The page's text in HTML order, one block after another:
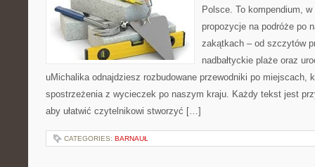
Polsce. To kompendium,
propozycje na podróże po
zakątkach – od szczytów
nadbałtyckie plaże oraz
uMichalika odnajdziesz rozbudowane przewodniki po miejscach,
spostrzeżenia z wycieczek po naszym kraju. Każdy tekst jest
aby ułatwić czytelnikowi stworzyć […]
CATEGORIES: BARNAUŁ